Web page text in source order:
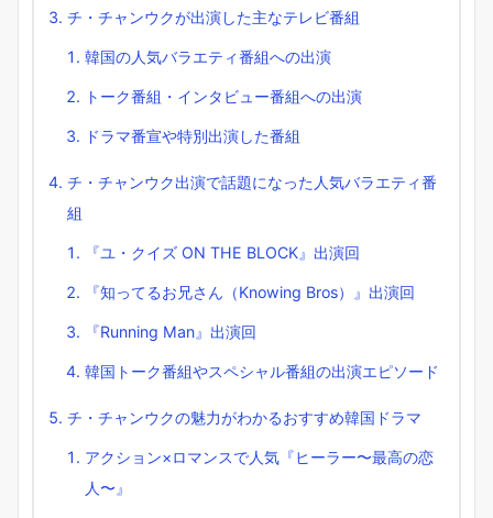
チ・チャンウクが出演した主なテレビ番組
韓国の人気バラエティ番組への出演
トーク番組・インタビュー番組への出演
ドラマ番宣や特別出演した番組
チ・チャンウク出演で話題になった人気バラエティ番
組
『ユ・クイズ ON THE BLOCK』出演回
『知ってるお兄さん（Knowing Bros）』出演回
『Running Man』出演回
韓国トーク番組やスペシャル番組の出演エピソード
チ・チャンウクの魅力がわかるおすすめ韓国ドラマ
アクション×ロマンスで人気『ヒーラー〜最高の恋
人〜』